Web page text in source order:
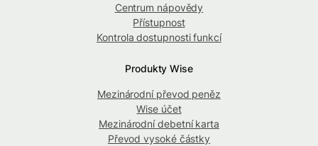
Centrum nápovědy
Přístupnost
Kontrola dostupnosti funkcí
Produkty Wise
Mezinárodní převod peněz
Wise účet
Mezinárodní debetní karta
Převod vysoké částky